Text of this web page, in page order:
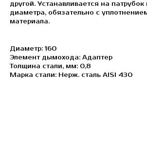
другой. Устанавливается на
диаметра, обязательно с
материала.
Диаметр: 160
Элемент дымохода: Адаптер
Толщина стали, мм: 0,8
Марка стали: Нерж. сталь AISI 430